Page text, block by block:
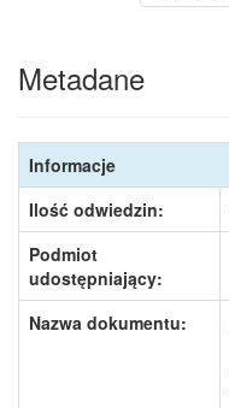
Metadane
Informacje
Ilość odwiedzin:
Podmiot
udostępniający:
Nazwa dokumentu: